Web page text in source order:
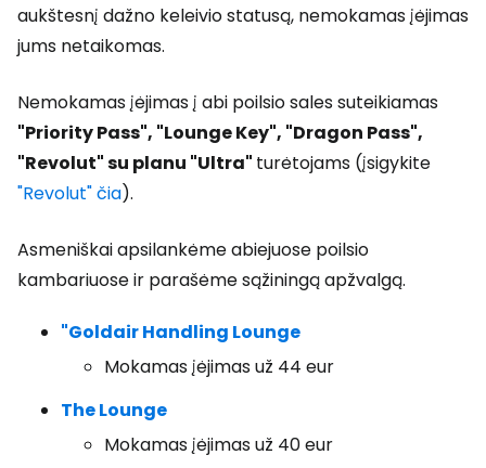
aukštesnį dažno keleivio statusą, nemokamas įėjimas
jums netaikomas.
Nemokamas įėjimas į abi poilsio sales suteikiamas
"Priority Pass", "Lounge Key", "Dragon Pass",
"Revolut" su planu "Ultra" turėtojams (įsigykite
"Revolut" čia).
Asmeniškai apsilankėme abiejuose poilsio
kambariuose ir parašėme sąžiningą apžvalgą.
"Goldair Handling Lounge
Mokamas įėjimas už 44 eur
The Lounge
Mokamas įėjimas už 40 eur